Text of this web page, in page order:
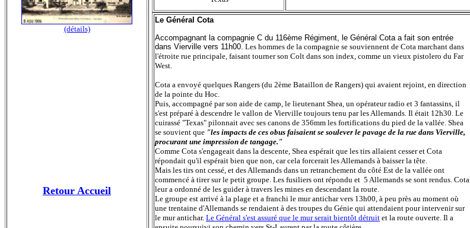
(détails)
Retour Accueil
Le Général Cota
Accompagnant la compagnie C du 116ème Régiment, le Général Cota a fait son entrée
dans Vierville vers 11h00. Les hommes de la compagnie se souviennent de Cota marchant dans
l'étroite rue principale, faisant tourner son Colt dans son index, comme un vieux pistolero du Far
West.
Cota a envoyé quelques Rangers (du 2ème Bataillon de Rangers) qui avaient rejoint, en direction
de la pointe du Hoc.
Puis, accompagné par son aide de camp, le lieutenant Shea, un opérateur radio et 3 fantassins, il
s'est préparé à descendre le vallon de Vierville toujours tenu par les Allemands. Il était 12h30. Le
cuirassé "Texas" pilonnait avec ses canons de 356mm les fortifications du pied de la vallée. Shea
se souvient que "les impacts de ces obus faisaient se soulever le pavage de la rue dans Vierville,
procurant une impression de tangage."
Comme Cota s'engageait dans la descente, Shea espérait que les tirs allaient cesser et Cota
répondait qu'il espérait bien que non, car cela forcerait les Allemands à baisser la tête.
Mais les tirs ont cessé, et des Allemands dans un retranchement du côté Est de la vallée ont
commencé à tirer sur le petit groupe. Les fusiliers ont répondu et 5 Allemands se sont rendus. Cota
leur a ordonné de les guider à travers les mines en descendant la route.
Le groupe est arrivé à la plage et a franchi le mur antichar vers 13h00, à peu près au moment où
une trentaine d'Allemands se rendaient à des troupes du Génie qui attendaient pour intervenir sur
le mur antichar. Le Général s'est assuré que le mur serait bientôt détruit et la route ouverte. Il a